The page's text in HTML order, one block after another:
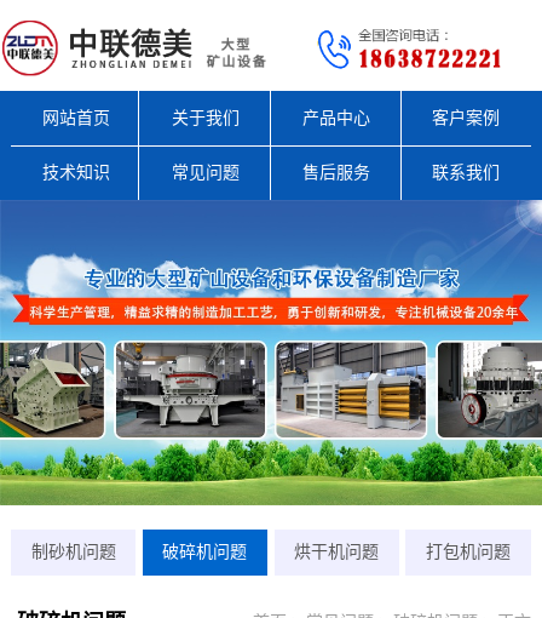
网站首页 关于我们 产品中心 客户案例
技术知识 常见问题 售后服务 联系我们
制砂机问题 破碎机问题 烘干机问题 打包机问题